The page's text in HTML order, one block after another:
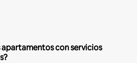
apartamentos con servicios